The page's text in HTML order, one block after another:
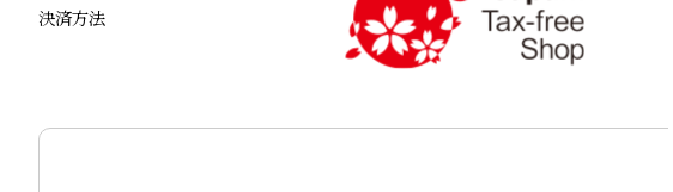
決済方法